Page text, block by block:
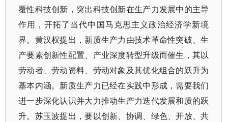
覆性科技创新，突出科技创新在生产力发展中的主导
作用，开拓了当代中国马克思主义政治经济学新境
界。黄汉权提出，新质生产力由技术革命性突破、生
产要素创新性配置、产业深度转型升级而催生，其以
劳动者、劳动资料、劳动对象及其优化组合的跃升为
基本内涵。新质生产力已经在实践中形成，需要我们
进一步深化认识并大力推动生产力迭代发展和质的跃
升。苏玉波提出，要以创新、协调、绿色、开放、共